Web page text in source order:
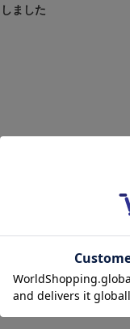
ました
した